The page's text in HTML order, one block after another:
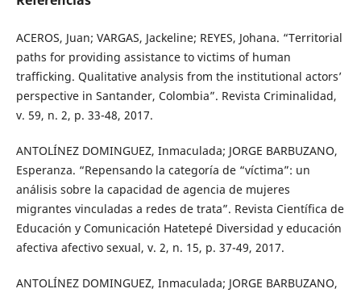
ACEROS, Juan; VARGAS, Jackeline; REYES, Johana. “Territorial
paths for providing assistance to victims of human
trafficking. Qualitative analysis from the institutional actors’
perspective in Santander, Colombia”. Revista Criminalidad,
v. 59, n. 2, p. 33-48, 2017.
ANTOLÍNEZ DOMINGUEZ, Inmaculada; JORGE BARBUZANO,
Esperanza. “Repensando la categoría de “víctima”: un
análisis sobre la capacidad de agencia de mujeres
migrantes vinculadas a redes de trata”. Revista Científica de
Educación y Comunicación Hatetepé Diversidad y educación
afectiva afectivo sexual, v. 2, n. 15, p. 37-49, 2017.
ANTOLÍNEZ DOMINGUEZ, Inmaculada; JORGE BARBUZANO,